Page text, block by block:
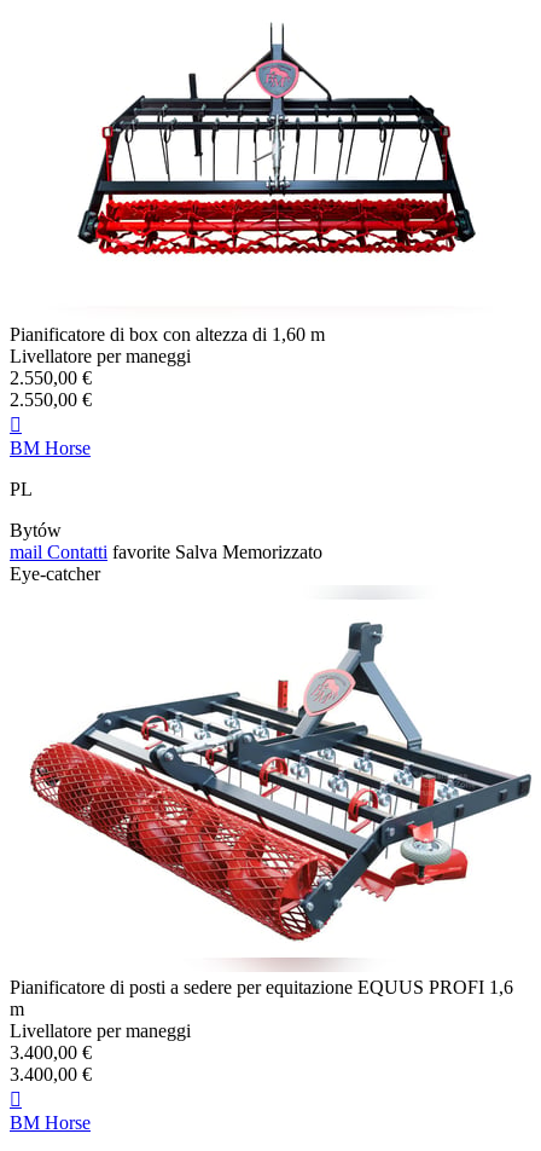
Pianificatore di box con altezza di 1,60 m
Livellatore per maneggi
2.550,00 €
2.550,00 €

BM Horse
PL
Bytów
mail Contatti favorite Salva Memorizzato
Eye-catcher
Pianificatore di posti a sedere per equitazione EQUUS PROFI 1,6
m
Livellatore per maneggi
3.400,00 €
3.400,00 €

BM Horse